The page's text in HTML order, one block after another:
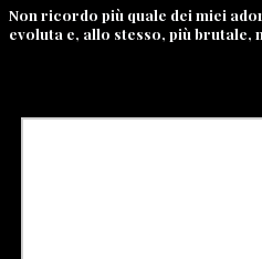
Non ricordo più quale dei miei
evoluta e, allo stesso, più